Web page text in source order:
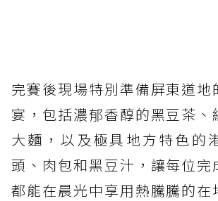
完賽後現場特別準備屏東道地
宴，包括濃郁香醇的黑豆茶、
大麵，以及極具地方特色的
頭、肉包和黑豆汁，讓每位完
都能在晨光中享用熱騰騰的在